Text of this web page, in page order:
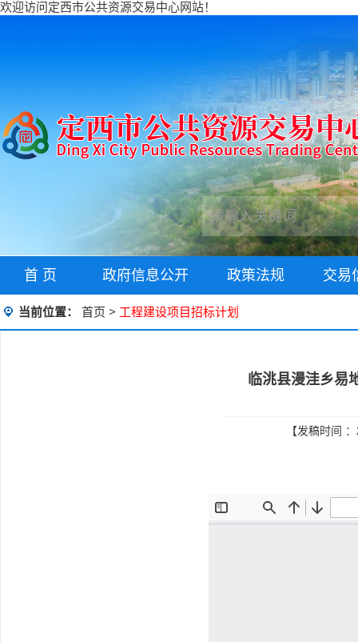
欢迎访问定西市公共资源交易中心网站！
首 页 政府信息公开 政策法规 交易
当前位置： 首页 > 工程建设项目招标计划
临洮县漫洼乡易
【发稿时间